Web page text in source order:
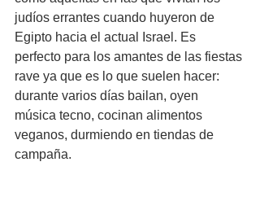
judíos errantes cuando huyeron de
Egipto hacia el actual Israel. Es
perfecto para los amantes de las fiestas
rave ya que es lo que suelen hacer:
durante varios días bailan, oyen
música tecno, cocinan alimentos
veganos, durmiendo en tiendas de
campaña.